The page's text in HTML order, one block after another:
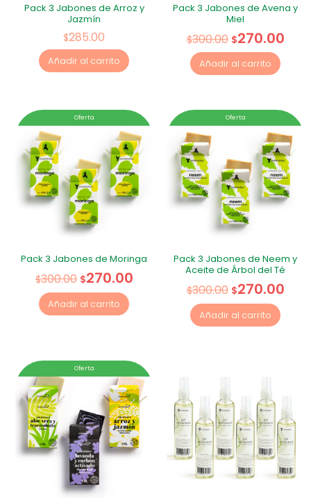
Pack 3 Jabones de Arroz y
Jazmín
$285.00
Añadir al carrito
Pack 3 Jabones de Avena y
Miel
$300.00 $270.00
Añadir al carrito
Oferta
Pack 3 Jabones de Moringa
$300.00 $270.00
Añadir al carrito
Oferta
Pack 3 Jabones de Neem y
Aceite de Árbol del Té
$300.00 $270.00
Añadir al carrito
Oferta